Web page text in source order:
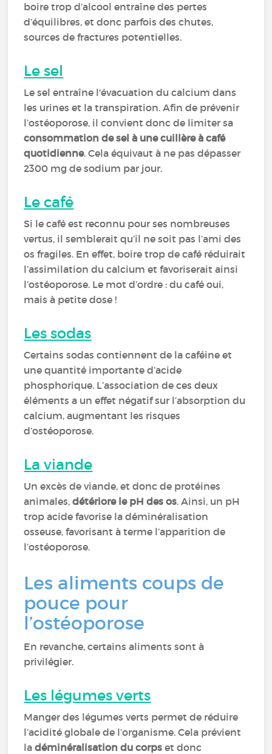
boire trop d’alcool entraîne des pertes
d’équilibres, et donc parfois des chutes,
sources de fractures potentielles.
Le sel
Le sel entraîne l'évacuation du calcium dans
les urines et la transpiration. Afin de prévenir
l’ostéoporose, il convient donc de limiter sa
consommation de sel à une cuillère à café
quotidienne. Cela équivaut à ne pas dépasser
2300 mg de sodium par jour.
Le café
Si le café est reconnu pour ses nombreuses
vertus, il semblerait qu’il ne soit pas l’ami des
os fragiles. En effet, boire trop de café réduirait
l’assimilation du calcium et favoriserait ainsi
l’ostéoporose. Le mot d’ordre : du café oui,
mais à petite dose !
Les sodas
Certains sodas contiennent de la caféine et
une quantité importante d’acide
phosphorique. L’association de ces deux
éléments a un effet négatif sur l’absorption du
calcium, augmentant les risques
d’ostéoporose.
La viande
Un excès de viande, et donc de protéines
animales,détériore le pH des os. Ainsi, un pH
trop acide favorise la déminéralisation
osseuse, favorisant à terme l’apparition de
l’ostéoporose.
Les aliments coups de
pouce pour
l’ostéoporose
En revanche, certains aliments sont à
privilégier.
Les légumes verts
Manger des légumes verts permet de réduire
l’acidité globale de l’organisme. Cela prévient
ladéminéralisation du corps et donc